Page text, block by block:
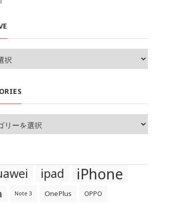
ipad iPhone
Note 3 OnePlus OPPO